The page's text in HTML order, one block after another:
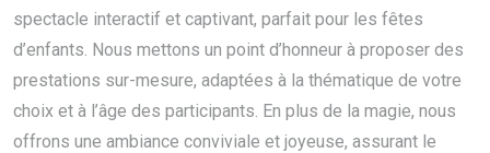
spectacle interactif et captivant, parfait pour les fêtes
d’enfants. Nous mettons un point d’honneur à proposer des
prestations sur-mesure, adaptées à la thématique de votre
choix et à l’âge des participants. En plus de la magie, nous
offrons une ambiance conviviale et joyeuse, assurant le